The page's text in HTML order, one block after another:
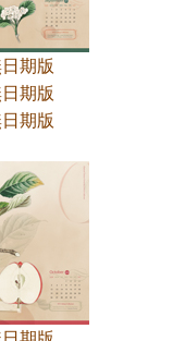
期版
期版
期版